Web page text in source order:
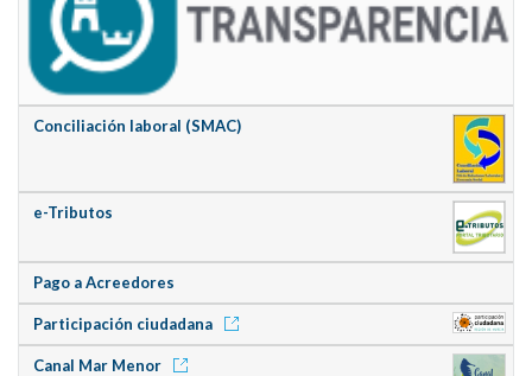
Conciliación laboral (SMAC)
e-Tributos
Pago a Acreedores
Participación ciudadana
Canal Mar Menor